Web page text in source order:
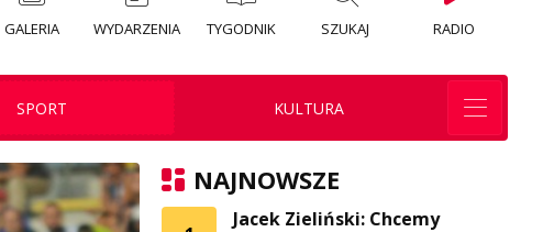
GALERIA WYDARZENIA TYGODNIK SZUKAJ RADIO
SPORT KULTURA
NAJNOWSZE
Jacek Zieliński: Chcemy